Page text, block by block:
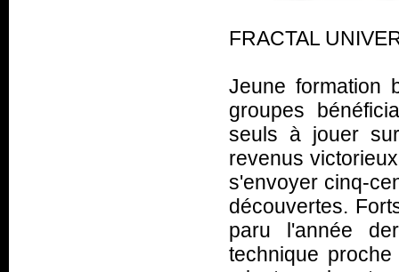
FRACTAL
Jeune formation
groupes
seuls à jouer
revenus
s'envoyer cinq-
découvertes.
paru l'année
technique